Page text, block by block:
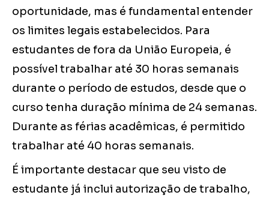
oportunidade, mas é fundamental entender
os limites legais estabelecidos. Para
estudantes de fora da União Europeia, é
possível trabalhar até 30 horas semanais
durante o período de estudos, desde que o
curso tenha duração mínima de 24 semanas.
Durante as férias acadêmicas, é permitido
trabalhar até 40 horas semanais.
É importante destacar que seu visto de
estudante já inclui autorização de trabalho,